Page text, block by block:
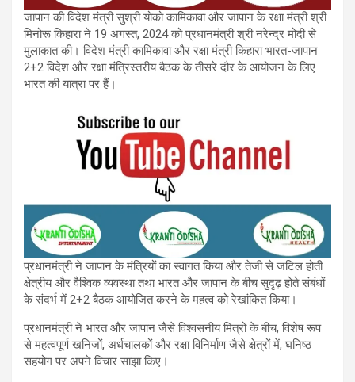
जापान की विदेश मंत्री सुश्री योको कामिकावा और जापान के रक्षा मंत्री श्री
मिनोरू किहारा ने 19 अगस्त, 2024 को प्रधानमंत्री श्री नरेन्द्र मोदी से
मुलाकात की। विदेश मंत्री कामिकावा और रक्षा मंत्री किहारा भारत-जापान
2+2 विदेश और रक्षा मंत्रिस्तरीय बैठक के तीसरे दौर के आयोजन के लिए
भारत की यात्रा पर हैं।
प्रधानमंत्री ने जापान के मंत्रियों का स्वागत किया और तेजी से जटिल होती
क्षेत्रीय और वैश्विक व्यवस्था तथा भारत और जापान के बीच सुदृढ़ होते संबंधों
के संदर्भ में 2+2 बैठक आयोजित करने के महत्व को रेखांकित किया।
प्रधानमंत्री ने भारत और जापान जैसे विश्वसनीय मित्रों के बीच, विशेष रूप
से महत्वपूर्ण खनिजों, अर्धचालकों और रक्षा विनिर्माण जैसे क्षेत्रों में, घनिष्ठ
सहयोग पर अपने विचार साझा किए।